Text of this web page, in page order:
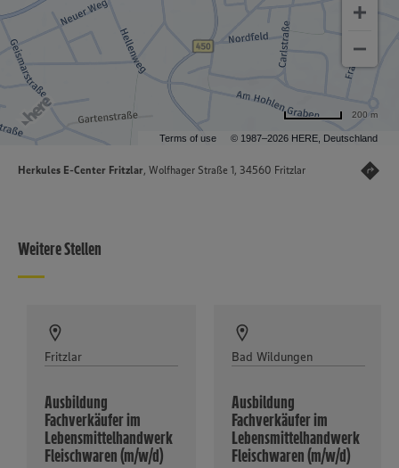
Terms of use © 1987–2026 HERE, Deutschland
200 m
Herkules E-Center Fritzlar, Wolfhager Straße 1, 34560 Fritzlar
Weitere Stellen
Fritzlar
Ausbildung
Fachverkäufer im
Lebensmittelhandwerk
Fleischwaren (m/w/d)
Bad Wildungen
Ausbildung
Fachverkäufer im
Lebensmittelhandwerk
Fleischwaren (m/w/d)